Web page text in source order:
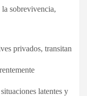
sobrevivencia,
privados, transitan
latentes y